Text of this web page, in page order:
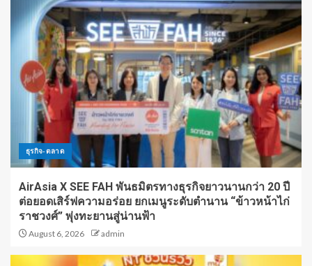
ธุรกิจ-ตลาด
AirAsia X SEE FAH พันธมิตรทางธุรกิจยาวนานกว่า 20 ปี
ต่อยอดเสิร์ฟความอร่อย ยกเมนูระดับตำนาน “ข้าวหน้าไก่
ราชวงศ์” พุ่งทะยานสู่น่านฟ้า
August 6, 2026 admin